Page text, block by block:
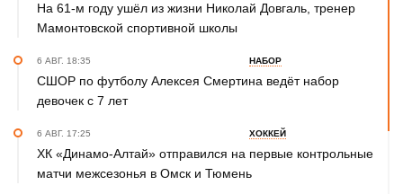
На 61-м году ушёл из жизни Николай Довгаль, тренер
Мамонтовской спортивной школы
6 АВГ. 18:35 НАБОР
СШОР по футболу Алексея Смертина ведёт набор
девочек с 7 лет
6 АВГ. 17:25 ХОККЕЙ
ХК «Динамо-Алтай» отправился на первые контрольные
матчи межсезонья в Омск и Тюмень